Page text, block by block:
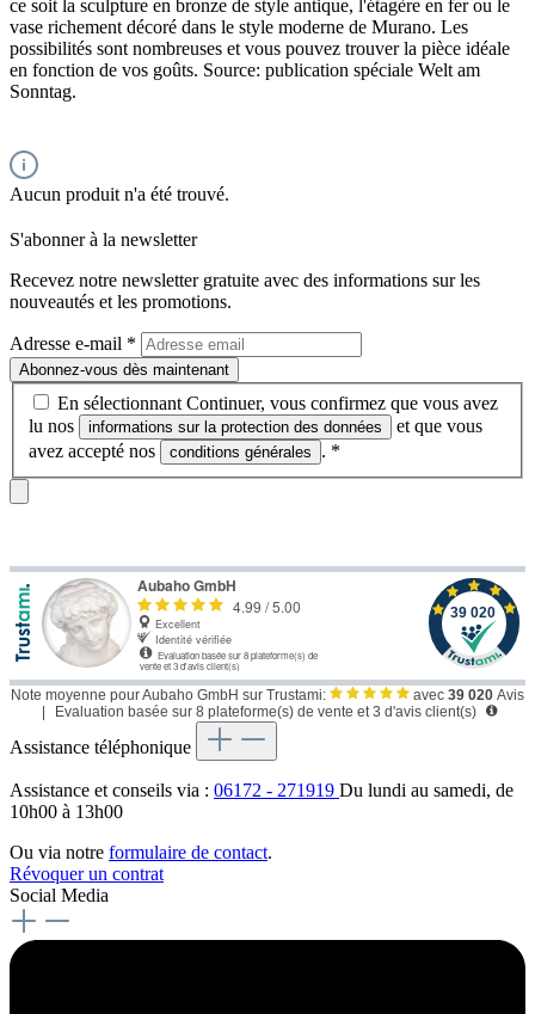
ce soit la sculpture en bronze de style antique, l'étagère en fer ou le
vase richement décoré dans le style moderne de Murano. Les
possibilités sont nombreuses et vous pouvez trouver la pièce idéale
en fonction de vos goûts. Source: publication spéciale Welt am
Sonntag.
Aucun produit n'a été trouvé.
S'abonner à la newsletter
Recevez notre newsletter gratuite avec des informations sur les
nouveautés et les promotions.
Adresse e-mail *
Abonnez-vous dès maintenant
En sélectionnant Continuer, vous confirmez que vous avez
lu nos
informations sur la protection des données
et que vous
avez accepté nos
conditions générales . *
Note moyenne pour Aubaho GmbH sur Trustami: avec 39 020 Avis
Evaluation basée sur 8 plateforme(s) de vente et 3 d'avis client(s)
Assistance téléphonique
Assistance et conseils via : 06172 - 271919 Du lundi au samedi, de
10h00 à 13h00
Ou via notre formulaire de contact.
Révoquer un contrat
Social Media